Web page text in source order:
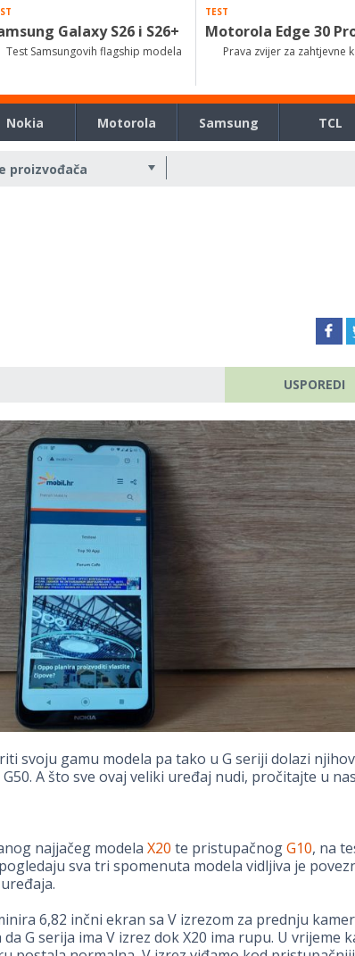
Galaxy S26 i S26+
Test Samsungovih flagship modela
TEST
Motorola Edge 30
Prava zvijer za zahtjevne
Nokia Motorola Samsung TCL
USPOREDI
svoju gamu modela pa tako u G seriji dolazi njihov
A što sve ovaj veliki uređaj nudi, pročitajte u
najjačeg modela X20 te pristupačnogG10, na
sva tri spomenuta modela vidljiva je
6,82 inčni ekran sa V izrezom za prednju
G serija ima V izrez dok X20 ima rupu. U vrijeme